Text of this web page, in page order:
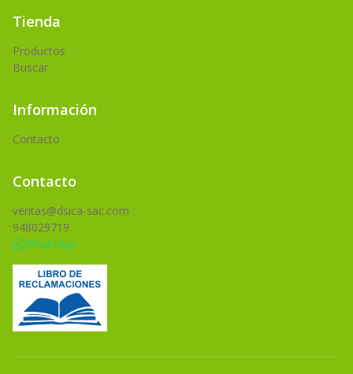
Tienda
Productos
Buscar
Información
Contacto
Contacto
ventas@dsica-sac.com
948029719
WhatsApp